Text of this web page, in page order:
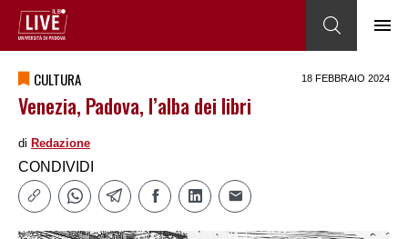
CULTURA 18 FEBBRAIO 2024
Venezia, Padova, l’alba dei libri
di Redazione
CONDIVIDI